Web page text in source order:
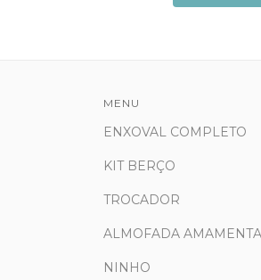
MENU
ENXOVAL COMPLETO
KIT BERÇO
TROCADOR
ALMOFADA
NINHO